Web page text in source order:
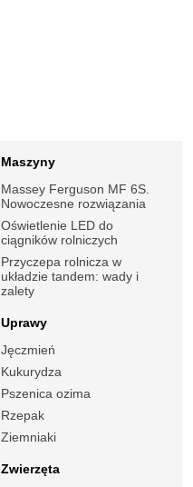
Maszyny
Massey Ferguson MF 6S.
Nowoczesne rozwiązania
Oświetlenie LED do
ciągników rolniczych
Przyczepa rolnicza w
układzie tandem: wady i
zalety
Uprawy
Jęczmień
Kukurydza
Pszenica ozima
Rzepak
Ziemniaki
Zwierzęta